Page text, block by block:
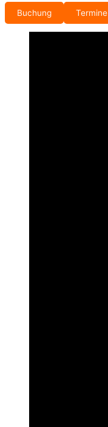
Buchung Termine